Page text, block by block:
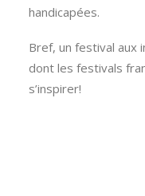
handicapées.
Bref, un festival aux
dont les festivals
s’inspirer!